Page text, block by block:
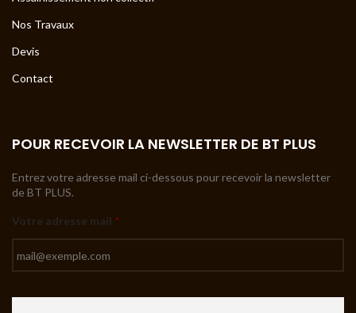
Nos Travaux
Devis
Contact
POUR RECEVOIR LA NEWSLETTER DE BT PLUS
Entrez votre adresse mail ci-dessous pour recevoir la newsletter
de BT PLUS.
Votre adresse mail *